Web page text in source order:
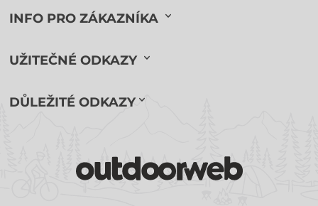
INFO PRO ZÁKAZNÍKA
UŽITEČNÉ ODKAZY
DŮLEŽITÉ ODKAZY